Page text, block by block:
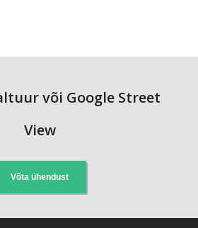
või Google Street
View
Võta ühendust